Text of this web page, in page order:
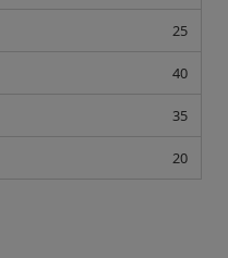
25
40
35
20